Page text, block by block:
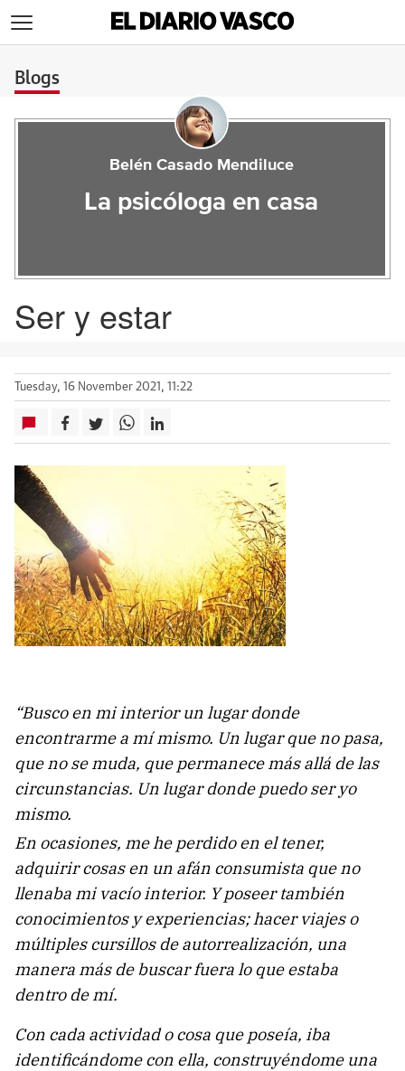
Blogs
Belén Casado Mendiluce
La psicóloga en casa
Ser y estar
Tuesday, 16 November 2021, 11:22
“Busco en mi interior un lugar donde
encontrarme a mí mismo. Un lugar que no pasa,
que no se muda, que permanece más allá de las
circunstancias. Un lugar donde puedo ser yo
mismo.
En ocasiones, me he perdido en el tener,
adquirir cosas en un afán consumista que no
llenaba mi vacío interior. Y poseer también
conocimientos y experiencias; hacer viajes o
múltiples cursillos de autorrealización, una
manera más de buscar fuera lo que estaba
dentro de mí.
Con cada actividad o cosa que poseía, iba
identificándome con ella, construyéndome una